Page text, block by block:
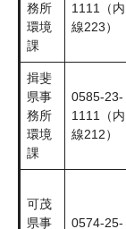
務所
環境
課
1111（内
線223）
揖斐
県事
務所
環境
課
0585-23-
1111（内
線212）
可茂
県事
0574-25-